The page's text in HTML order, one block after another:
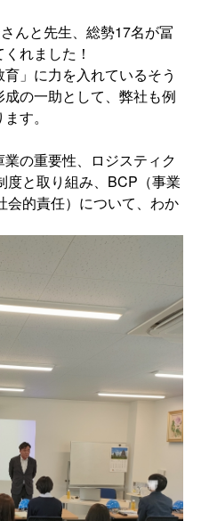
んと先生、総勢17名が冨
れました！
」に力を入れているそう
の一助として、弊社も例
す。
の重要性、ロジスティク
と取り組み、 BCP （事業
会的責任）について、わか